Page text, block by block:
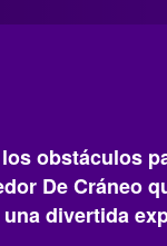
obstáculos
De Cráneo
divertida